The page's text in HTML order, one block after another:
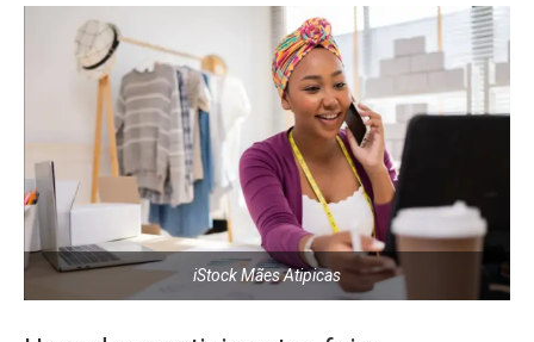
iStock Mães Atipicas